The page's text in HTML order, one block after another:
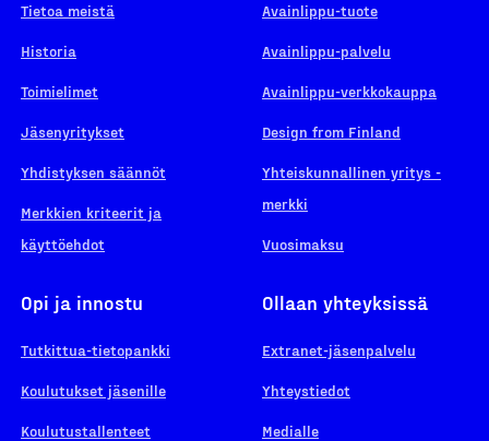
Tietoa meistä
Historia
Toimielimet
Jäsenyritykset
Yhdistyksen säännöt
Merkkien kriteerit ja
käyttöehdot
Avainlippu-tuote
Avainlippu-palvelu
Avainlippu-verkkokauppa
Design from Finland
Yhteiskunnallinen yritys -
merkki
Vuosimaksu
Opi ja innostu
Tutkittua-tietopankki
Koulutukset jäsenille
Koulutustallenteet
Ollaan yhteyksissä
Extranet-jäsenpalvelu
Yhteystiedot
Medialle